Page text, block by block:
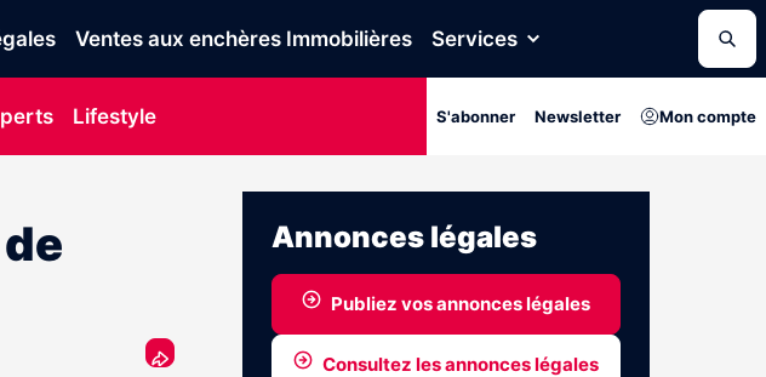
Ventes aux enchères Immobilières Services
Lifestyle S'abonner Newsletter Mon compte
Annonces légales
Publiez vos annonces légales
Consultez les annonces légales